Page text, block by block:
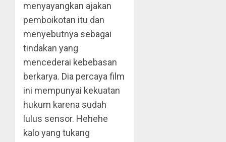
menyayangkan ajakan
pemboikotan itu dan
menyebutnya sebagai
tindakan yang
mencederai kebebasan
berkarya. Dia percaya film
ini mempunyai kekuatan
hukum karena sudah
lulus sensor. Hehehe
kalo yang tukang